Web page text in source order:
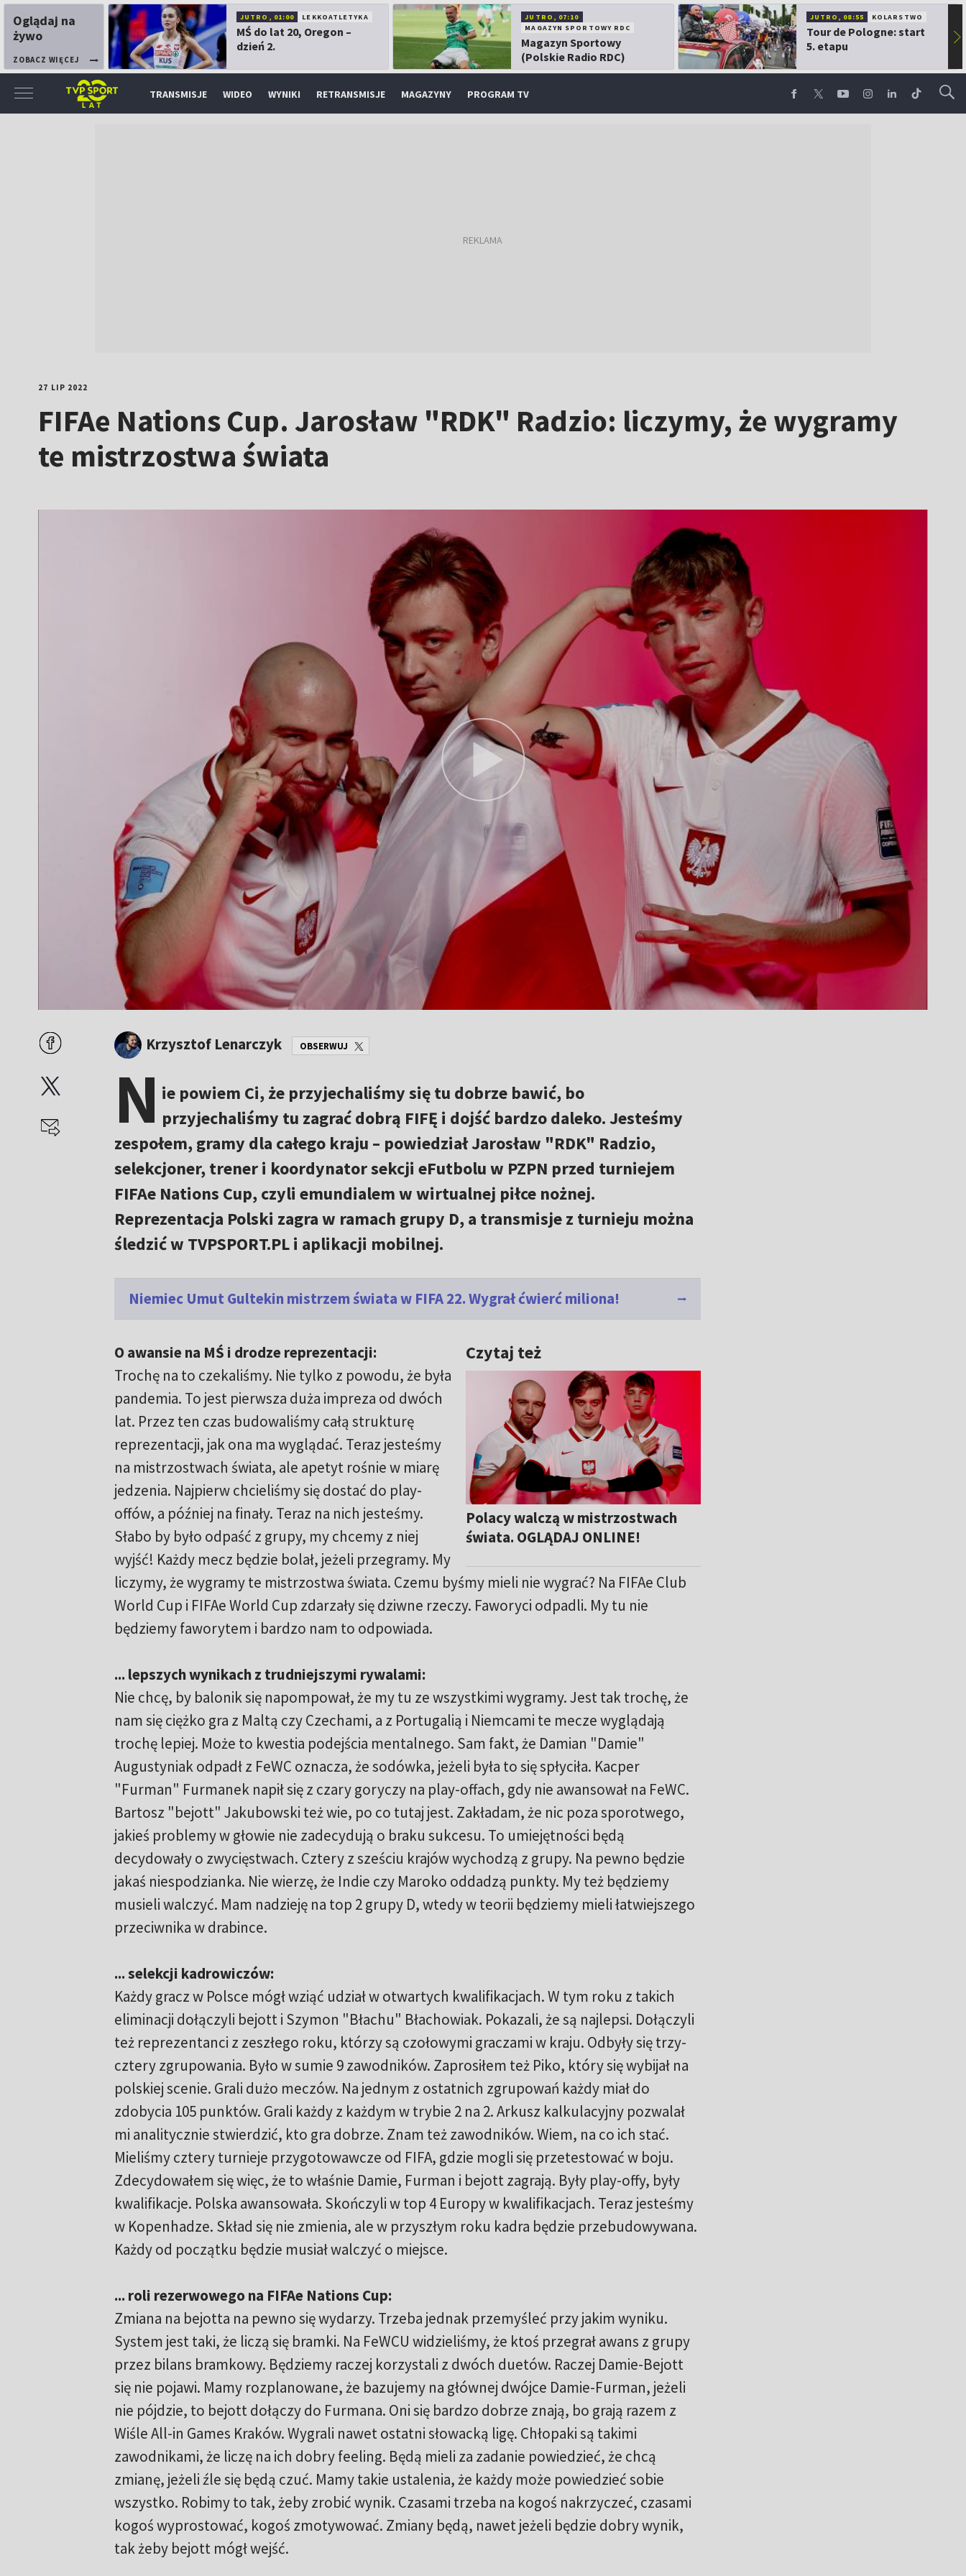
Oglądaj na
żywo
ZOBACZ WIĘCEJ
JUTRO, 01:00 LEKKOATLETYKA
MŚ do lat 20, Oregon –
dzień 2.
JUTRO, 07:10
MAGAZYN SPORTOWY RDC
Magazyn Sportowy
(Polskie Radio RDC)
JUTRO, 08:55 KOLARSTWO
Tour de Pologne: start
5. etapu
▶
TRANSMISJE WIDEO WYNIKI RETRANSMISJE MAGAZYNY PROGRAM TV
27 LIP 2022
FIFAe Nations Cup. Jarosław "RDK" Radzio: liczymy, że wygramy
te mistrzostwa świata
Krzysztof Lenarczyk OBSERWUJ
N ie powiem Ci, że przyjechaliśmy się tu dobrze bawić, bo
przyjechaliśmy tu zagrać dobrą FIFĘ i dojść bardzo daleko. Jesteśmy
zespołem, gramy dla całego kraju – powiedział Jarosław "RDK" Radzio,
selekcjoner, trener i koordynator sekcji eFutbolu w PZPN przed turniejem
FIFAe Nations Cup, czyli emundialem w wirtualnej piłce nożnej.
Reprezentacja Polski zagra w ramach grupy D, a transmisje z turnieju można
śledzić w TVPSPORT.PL i aplikacji mobilnej.
Niemiec Umut Gultekin mistrzem świata w FIFA 22. Wygrał ćwierć miliona!
Czytaj też
Polacy walczą w mistrzostwach
świata. OGLĄDAJ ONLINE!
O awansie na MŚ i drodze reprezentacji:
Trochę na to czekaliśmy. Nie tylko z powodu, że była
pandemia. To jest pierwsza duża impreza od dwóch
lat. Przez ten czas budowaliśmy całą strukturę
reprezentacji, jak ona ma wyglądać. Teraz jesteśmy
na mistrzostwach świata, ale apetyt rośnie w miarę
jedzenia. Najpierw chcieliśmy się dostać do play-
offów, a później na finały. Teraz na nich jesteśmy.
Słabo by było odpaść z grupy, my chcemy z niej
wyjść! Każdy mecz będzie bolał, jeżeli przegramy. My
liczymy, że wygramy te mistrzostwa świata. Czemu byśmy mieli nie wygrać? Na FIFAe Club
World Cup i FIFAe World Cup zdarzały się dziwne rzeczy. Faworyci odpadli. My tu nie
będziemy faworytem i bardzo nam to odpowiada.
... lepszych wynikach z trudniejszymi rywalami:
Nie chcę, by balonik się napompował, że my tu ze wszystkimi wygramy. Jest tak trochę, że
nam się ciężko gra z Maltą czy Czechami, a z Portugalią i Niemcami te mecze wyglądają
trochę lepiej. Może to kwestia podejścia mentalnego. Sam fakt, że Damian "Damie"
Augustyniak odpadł z FeWC oznacza, że sodówka, jeżeli była to się spłyciła. Kacper
"Furman" Furmanek napił się z czary goryczy na play-offach, gdy nie awansował na FeWC.
Bartosz "bejott" Jakubowski też wie, po co tutaj jest. Zakładam, że nic poza sporotwego,
jakieś problemy w głowie nie zadecydują o braku sukcesu. To umiejętności będą
decydowały o zwycięstwach. Cztery z sześciu krajów wychodzą z grupy. Na pewno będzie
jakaś niespodzianka. Nie wierzę, że Indie czy Maroko oddadzą punkty. My też będziemy
musieli walczyć. Mam nadzieję na top 2 grupy D, wtedy w teorii będziemy mieli łatwiejszego
przeciwnika w drabince.
... selekcji kadrowiczów:
Każdy gracz w Polsce mógł wziąć udział w otwartych kwalifikacjach. W tym roku z takich
eliminacji dołączyli bejott i Szymon "Błachu" Błachowiak. Pokazali, że są najlepsi. Dołączyli
też reprezentanci z zeszłego roku, którzy są czołowymi graczami w kraju. Odbyły się trzy-
cztery zgrupowania. Było w sumie 9 zawodników. Zaprosiłem też Piko, który się wybijał na
polskiej scenie. Grali dużo meczów. Na jednym z ostatnich zgrupowań każdy miał do
zdobycia 105 punktów. Grali każdy z każdym w trybie 2 na 2. Arkusz kalkulacyjny pozwalał
mi analitycznie stwierdzić, kto gra dobrze. Znam też zawodników. Wiem, na co ich stać.
Mieliśmy cztery turnieje przygotowawcze od FIFA, gdzie mogli się przetestować w boju.
Zdecydowałem się więc, że to właśnie Damie, Furman i bejott zagrają. Były play-offy, były
kwalifikacje. Polska awansowała. Skończyli w top 4 Europy w kwalifikacjach. Teraz jesteśmy
w Kopenhadze. Skład się nie zmienia, ale w przyszłym roku kadra będzie przebudowywana.
Każdy od początku będzie musiał walczyć o miejsce.
... roli rezerwowego na FIFAe Nations Cup:
Zmiana na bejotta na pewno się wydarzy. Trzeba jednak przemyśleć przy jakim wyniku.
System jest taki, że liczą się bramki. Na FeWCU widzieliśmy, że ktoś przegrał awans z grupy
przez bilans bramkowy. Będziemy raczej korzystali z dwóch duetów. Raczej Damie-Bejott
się nie pojawi. Mamy rozplanowane, że bazujemy na głównej dwójce Damie-Furman, jeżeli
nie pójdzie, to bejott dołączy do Furmana. Oni się bardzo dobrze znają, bo grają razem z
Wiśle All-in Games Kraków. Wygrali nawet ostatni słowacką ligę. Chłopaki są takimi
zawodnikami, że liczę na ich dobry feeling. Będą mieli za zadanie powiedzieć, że chcą
zmianę, jeżeli źle się będą czuć. Mamy takie ustalenia, że każdy może powiedzieć sobie
wszystko. Robimy to tak, żeby zrobić wynik. Czasami trzeba na kogoś nakrzyczeć, czasami
kogoś wyprostować, kogoś zmotywować. Zmiany będą, nawet jeżeli będzie dobry wynik,
tak żeby bejott mógł wejść.